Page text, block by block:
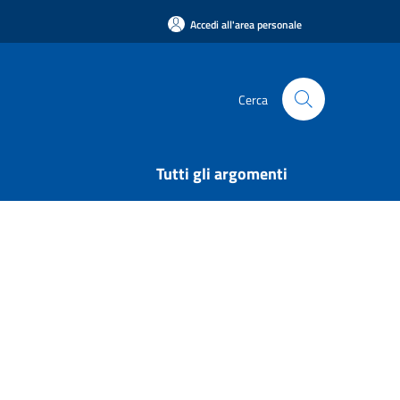
Accedi all'area personale
Cerca
Tutti gli argomenti